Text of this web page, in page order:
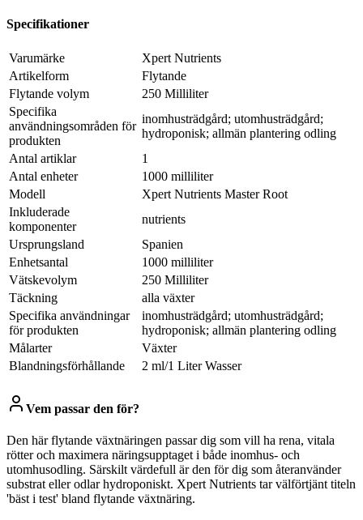
Specifikationer
Varumärke
Xpert Nutrients
Artikelform
Flytande
Flytande volym
250 Milliliter
Specifika
användningsområden för
produkten
inomhusträdgård; utomhusträdgård;
hydroponisk; allmän plantering odling
Antal artiklar
1
Antal enheter
1000 milliliter
Modell
Xpert Nutrients Master Root
Inkluderade
komponenter
nutrients
Ursprungsland
Spanien
Enhetsantal
1000 milliliter
Vätskevolym
250 Milliliter
Täckning
alla växter
Specifika användningar
för produkten
inomhusträdgård; utomhusträdgård;
hydroponisk; allmän plantering odling
Målarter
Växter
Blandningsförhållande
2 ml/1 Liter Wasser
Vem passar den för?
Den här flytande växtnäringen passar dig som vill ha rena, vitala
rötter och maximera näringsupptaget i både inomhus- och
utomhusodling. Särskilt värdefull är den för dig som återanvänder
substrat eller odlar hydroponiskt. Xpert Nutrients tar välförtjänt titeln
'bäst i test' bland flytande växtnäring.